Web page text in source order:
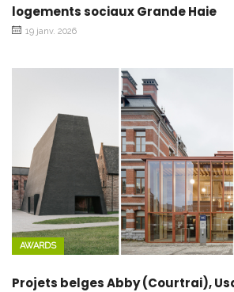
logements sociaux Grande Haie
19 janv. 2026
AWARDS
Projets belges Abby (Courtrai),